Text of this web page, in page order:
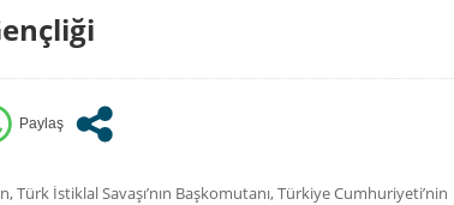
Türk İstiklal Savaşı’nın Başkomutanı, Türkiye Cumhuriyeti’nin